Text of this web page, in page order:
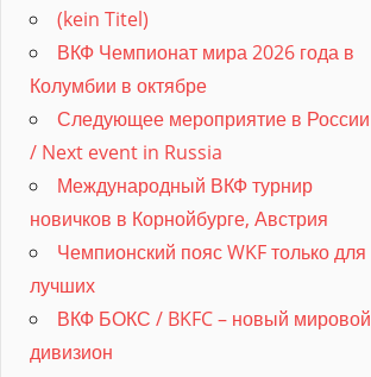
(kein Titel)
ВКФ Чемпионат мира 2026 года в
Колумбии в октябре
Следующее мероприятие в России
/ Next event in Russia
Международный ВКФ турнир
новичков в Корнойбурге, Австрия
Чемпионский пояс WKF только для
лучших
ВКФ БОКС / BKFC – новый мировой
дивизион